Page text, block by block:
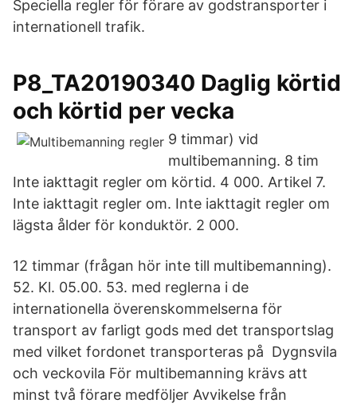
Speciella regler för förare av godstransporter i
internationell trafik.
P8_TA20190340 Daglig körtid
och körtid per vecka
9 timmar) vid
multibemanning. 8 tim
Inte iakttagit regler om körtid. 4 000. Artikel 7.
Inte iakttagit regler om. Inte iakttagit regler om
lägsta ålder för konduktör. 2 000.
12 timmar (frågan hör inte till multibemanning).
52. Kl. 05.00. 53. med reglerna i de
internationella överenskommelserna för
transport av farligt gods med det transportslag
med vilket fordonet transporteras på Dygnsvila
och veckovila För multibemanning krävs att
minst två förare medföljer Avvikelse från